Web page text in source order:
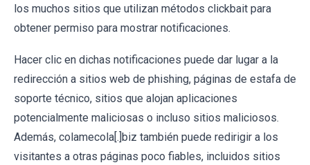
los muchos sitios que utilizan métodos clickbait para
obtener permiso para mostrar notificaciones.
Hacer clic en dichas notificaciones puede dar lugar a la
redirección a sitios web de phishing, páginas de estafa de
soporte técnico, sitios que alojan aplicaciones
potencialmente maliciosas o incluso sitios maliciosos.
Además, colamecola[.]biz también puede redirigir a los
visitantes a otras páginas poco fiables, incluidos sitios